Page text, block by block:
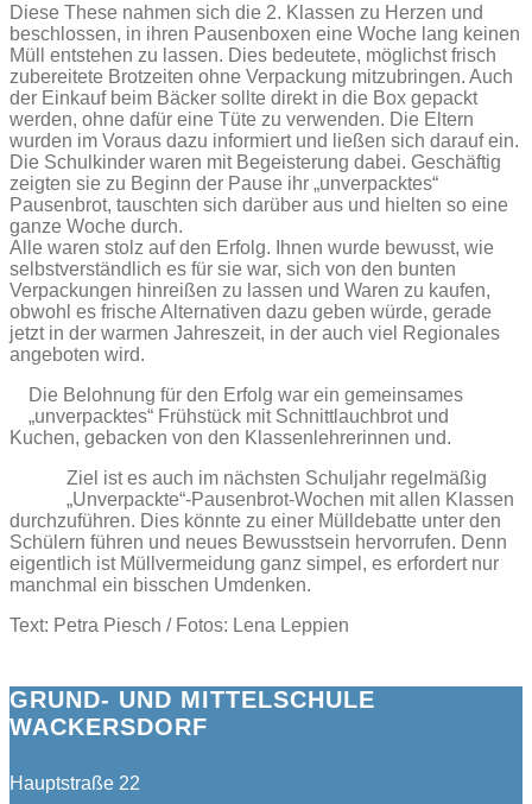
Diese These nahmen sich die 2. Klassen zu Herzen und
beschlossen, in ihren Pausenboxen eine Woche lang keinen
Müll entstehen zu lassen. Dies bedeutete, möglichst frisch
zubereitete Brotzeiten ohne Verpackung mitzubringen. Auch
der Einkauf beim Bäcker sollte direkt in die Box gepackt
werden, ohne dafür eine Tüte zu verwenden. Die Eltern
wurden im Voraus dazu informiert und ließen sich darauf ein.
Die Schulkinder waren mit Begeisterung dabei. Geschäftig
zeigten sie zu Beginn der Pause ihr „unverpacktes“
Pausenbrot, tauschten sich darüber aus und hielten so eine
ganze Woche durch.
Alle waren stolz auf den Erfolg. Ihnen wurde bewusst, wie
selbstverständlich es für sie war, sich von den bunten
Verpackungen hinreißen zu lassen und Waren zu kaufen,
obwohl es frische Alternativen dazu geben würde, gerade
jetzt in der warmen Jahreszeit, in der auch viel Regionales
angeboten wird.
Die Belohnung für den Erfolg war ein gemeinsames
„unverpacktes“ Frühstück mit Schnittlauchbrot und
Kuchen, gebacken von den Klassenlehrerinnen und.
Ziel ist es auch im nächsten Schuljahr regelmäßig
„Unverpackte“-Pausenbrot-Wochen mit allen Klassen
durchzuführen. Dies könnte zu einer Mülldebatte unter den
Schülern führen und neues Bewusstsein hervorrufen. Denn
eigentlich ist Müllvermeidung ganz simpel, es erfordert nur
manchmal ein bisschen Umdenken.
Text: Petra Piesch / Fotos: Lena Leppien
GRUND- UND MITTELSCHULE
WACKERSDORF
Hauptstraße 22